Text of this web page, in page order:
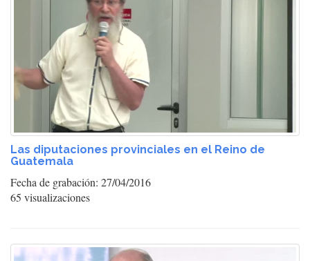
Las diputaciones provinciales en el Reino de
Guatemala
Fecha de grabación: 27/04/2016
65 visualizaciones